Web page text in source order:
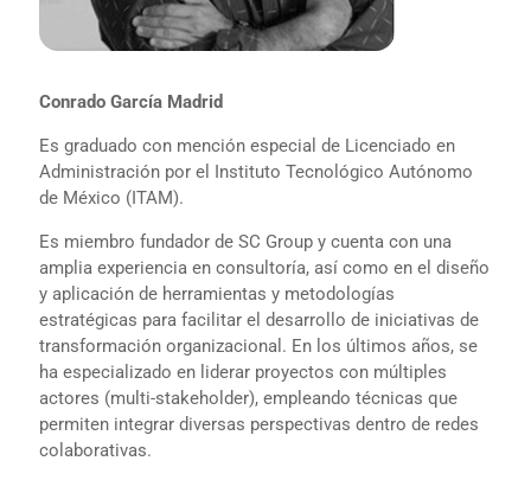
Conrado García Madrid
Es graduado con mención especial de Licenciado en
Administración por el Instituto Tecnológico Autónomo
de México (ITAM).
Es miembro fundador de SC Group y cuenta con una
amplia experiencia en consultoría, así como en el diseño
y aplicación de herramientas y metodologías
estratégicas para facilitar el desarrollo de iniciativas de
transformación organizacional. En los últimos años, se
ha especializado en liderar proyectos con múltiples
actores (multi-stakeholder), empleando técnicas que
permiten integrar diversas perspectivas dentro de redes
colaborativas.